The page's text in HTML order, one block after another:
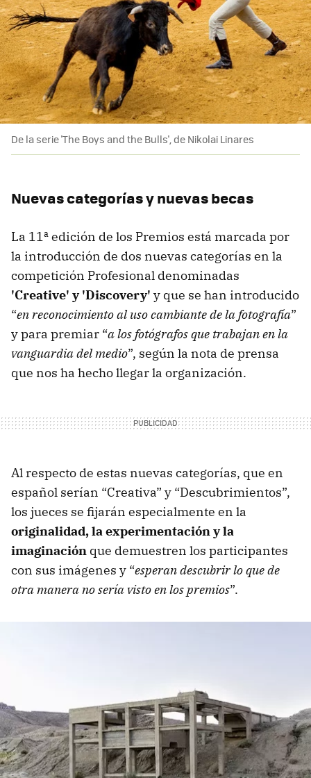
De la serie 'The Boys and the Bulls', de Nikolai Linares
Nuevas categorías y nuevas becas
La 11ª edición de los Premios está marcada por
la introducción de dos nuevas categorías en la
competición Profesional denominadas
'Creative' y 'Discovery' y que se han introducido
“en reconocimiento al uso cambiante de la fotografía”
y para premiar “a los fotógrafos que trabajan en la
vanguardia del medio”, según la nota de prensa
que nos ha hecho llegar la organización.
Al respecto de estas nuevas categorías, que en
español serían “Creativa” y “Descubrimientos”,
los jueces se fijarán especialmente en la
originalidad, la experimentación y la
imaginación que demuestren los participantes
con sus imágenes y “esperan descubrir lo que de
otra manera no sería visto en los premios”.